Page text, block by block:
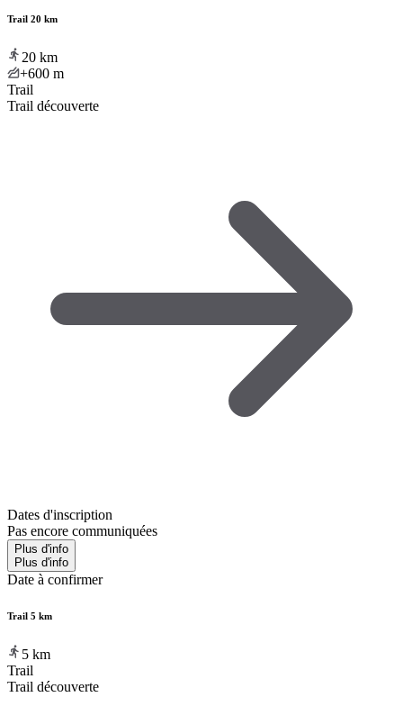
Trail 20 km
20 km
+600 m
Trail
Trail découverte
Dates d'inscription
Pas encore communiquées
Plus d'info
Plus d'info
Date à confirmer
Trail 5 km
5 km
Trail
Trail découverte